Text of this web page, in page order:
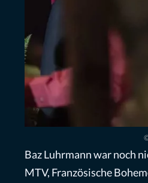
Baz Luhrmann war noch
MTV, Französische